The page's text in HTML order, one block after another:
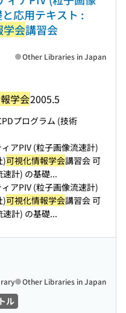
応用テキスト :
学会講習会
学会2005.5
Other Libraries in Japan
プログラム (技術
アPIV (粒子画像流速計)
)可視化情報学会講習会 可
計) の基礎...
アPIV (粒子画像流速計)
)可視化情報学会講習会 可
計) の基礎...
ル
Other Libraries in Japan